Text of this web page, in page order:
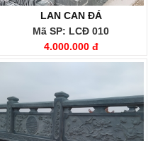
LAN CAN ĐÁ
Mã SP: LCĐ 010
4.000.000 đ